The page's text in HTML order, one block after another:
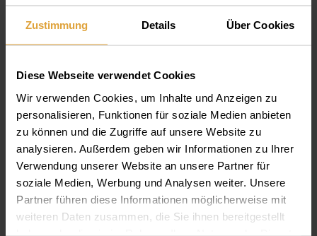
Zustimmung Details Über Cookies
Diese Webseite verwendet Cookies
Wir verwenden Cookies, um Inhalte und Anzeigen zu
personalisieren, Funktionen für soziale Medien anbieten
zu können und die Zugriffe auf unsere Website zu
analysieren. Außerdem geben wir Informationen zu Ihrer
Verwendung unserer Website an unsere Partner für
soziale Medien, Werbung und Analysen weiter. Unsere
Partner führen diese Informationen möglicherweise mit
weiteren Daten zusammen, die Sie ihnen bereitgestellt
haben oder die sie im Rahmen Ihrer Nutzung der Dienste
Silikatkeramik
sinuslift
Mundhygiäne
check
parodontits
Implatgetragene prothese
Bis wohin fährt das zahntaxi